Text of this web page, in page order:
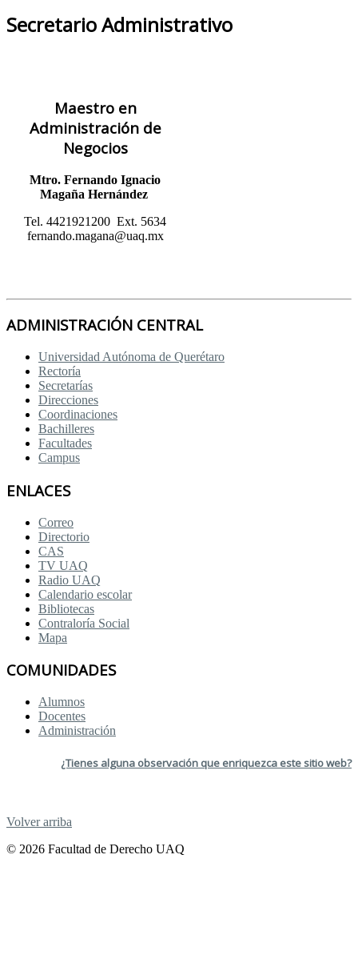
Secretario Administrativo
Maestro en
Administración de
Negocios
Mtro. Fernando Ignacio
Magaña Hernández
Tel. 4421921200 Ext. 5634
fernando.magana@uaq.mx
ADMINISTRACIÓN CENTRAL
Universidad Autónoma de Querétaro
Rectoría
Secretarías
Direcciones
Coordinaciones
Bachilleres
Facultades
Campus
ENLACES
Correo
Directorio
CAS
TV UAQ
Radio UAQ
Calendario escolar
Bibliotecas
Contraloría Social
Mapa
COMUNIDADES
Alumnos
Docentes
Administración
¿Tienes alguna observación que enriquezca este sitio web?
Volver arriba
© 2026 Facultad de Derecho UAQ